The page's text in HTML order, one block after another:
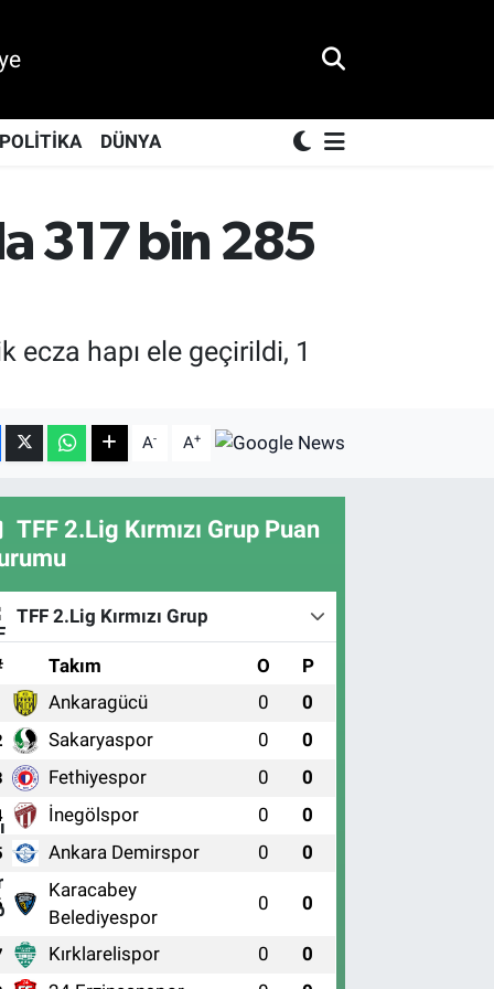
DÜNYA
317 bin 285
hapı ele geçirildi, 1
A- A+
TFF 2.Lig Kırmızı Grup Puan
TFF 2.Lig Kırmızı Grup
Takım O P
Ankaragücü 0 0
Sakaryaspor 0 0
Fethiyespor 0 0
İnegölspor 0 0
Ankara Demirspor 0 0
Karacabey
Belediyespor
0 0
Kırklarelispor 0 0